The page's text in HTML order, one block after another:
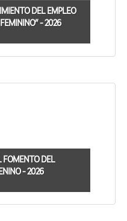
DEL EMPLEO
- 2026
FOMENTO DEL
- 2026